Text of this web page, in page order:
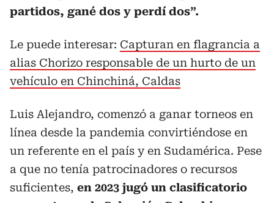
partidos, gané dos y perdí dos”.
Le puede interesar: Capturan en flagrancia a
alias Chorizo responsable de un hurto de un
vehículo en Chinchiná, Caldas
Luis Alejandro, comenzó a ganar torneos en
línea desde la pandemia convirtiéndose en
un referente en el país y en Sudamérica. Pese
a que no tenía patrocinadores o recursos
suficientes, en 2023 jugó un clasificatorio